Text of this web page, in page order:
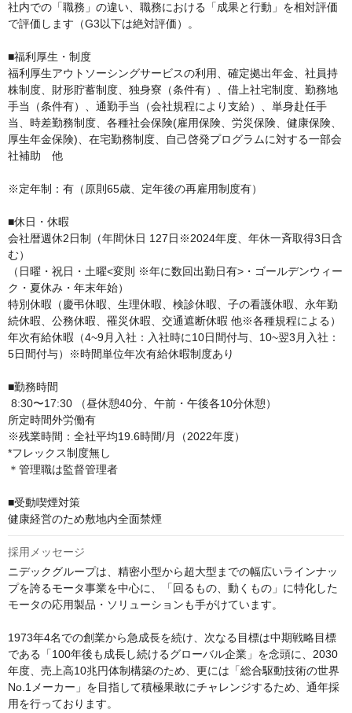
社内での「職務」の違い、職務における「成果と行動」を相対評価
で評価します（G3以下は絶対評価）。
■福利厚生・制度
福利厚生アウトソーシングサービスの利用、確定拠出年金、社員持
株制度、財形貯蓄制度、独身寮（条件有）、借上社宅制度、勤務地
手当（条件有）、通勤手当（会社規程により支給）、単身赴任手
当、時差勤務制度、各種社会保険(雇用保険、労災保険、健康保険、
厚生年金保険)、在宅勤務制度、自己啓発プログラムに対する一部会
社補助　他
※定年制：有（原則65歳、定年後の再雇用制度有）
■休日・休暇
会社暦週休2日制（年間休日 127日※2024年度、年休一斉取得3日含
む）
（日曜・祝日・土曜<変則 ※年に数回出勤日有>・ゴールデンウィー
ク・夏休み・年末年始）
特別休暇（慶弔休暇、生理休暇、検診休暇、子の看護休暇、永年勤
続休暇、公務休暇、罹災休暇、交通遮断休暇 他※各種規程による）
年次有給休暇（4~9月入社：入社時に10日間付与、10~翌3月入社：
5日間付与）※時間単位年次有給休暇制度あり
■勤務時間
所定時間外労働有
※残業時間：全社平均19.6時間/月（2022年度）
*フレックス制度無し
＊管理職は監督管理者
■受動喫煙対策
健康経営のため敷地内全面禁煙
採用メッセージ
ニデックグループは、精密小型から超大型までの幅広いラインナッ
プを誇るモータ事業を中心に、「回るもの、動くもの」に特化した
モータの応用製品・ソリューションも手がけています。
1973年4名での創業から急成長を続け、次なる目標は中期戦略目標
である「100年後も成長し続けるグローバル企業」を念頭に、2030
年度、売上高10兆円体制構築のため、更には「総合駆動技術の世界
No.1メーカー」を目指して積極果敢にチャレンジするため、通年採
用を行っております。